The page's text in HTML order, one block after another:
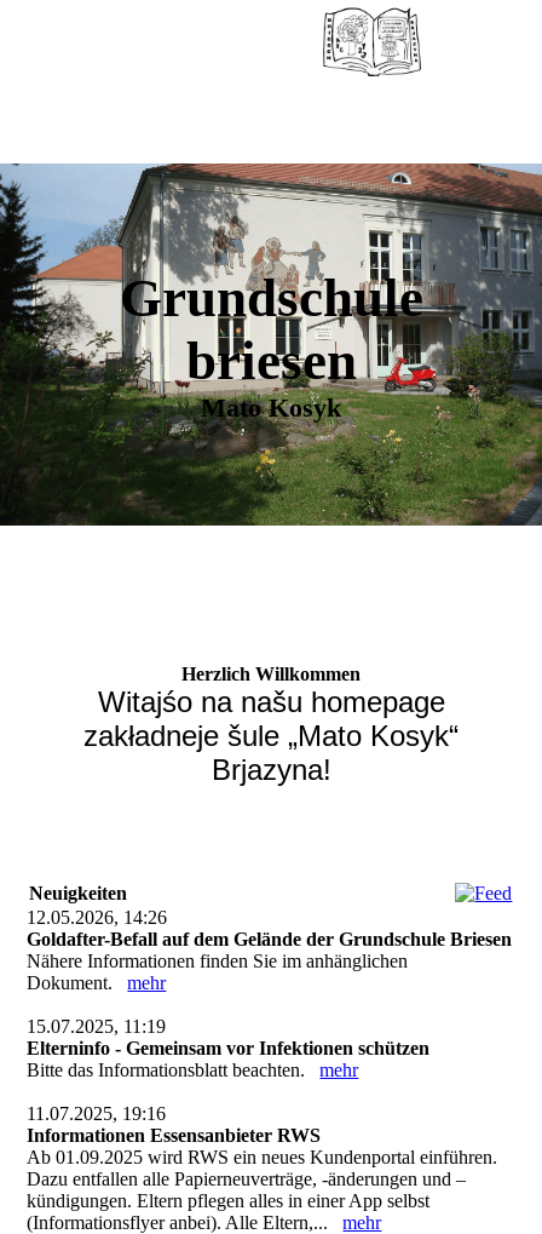
Grundschule
briesen
Mato Kosyk
Herzlich Willkommen
Witajśo na našu homepage
zakładneje šule „Mato Kosyk“
Brjazyna!
Neuigkeiten
12.05.2026, 14:26
Goldafter-Befall auf dem Gelände der Grundschule Briesen
Nähere Informationen finden Sie im anhänglichen
Dokument.mehr
15.07.2025, 11:19
Elterninfo - Gemeinsam vor Infektionen schützen
Bitte das Informationsblatt beachten.mehr
11.07.2025, 19:16
Informationen Essensanbieter RWS
Ab 01.09.2025 wird RWS ein neues Kundenportal einführen.
Dazu entfallen alle Papierneuverträge, -änderungen und –
kündigungen. Eltern pflegen alles in einer App selbst
(Informationsflyer anbei). Alle Eltern,...mehr